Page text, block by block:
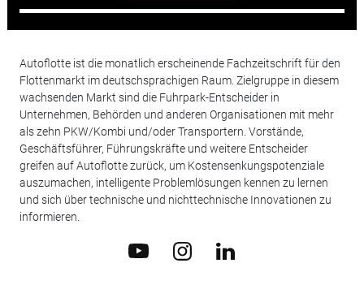
Autoflotte ist die monatlich erscheinende Fachzeitschrift für den
Flottenmarkt im deutschsprachigen Raum. Zielgruppe in diesem
wachsenden Markt sind die Fuhrpark-Entscheider in
Unternehmen, Behörden und anderen Organisationen mit mehr
als zehn PKW/Kombi und/oder Transportern. Vorstände,
Geschäftsführer, Führungskräfte und weitere Entscheider
greifen auf Autoflotte zurück, um Kostensenkungspotenziale
auszumachen, intelligente Problemlösungen kennen zu lernen
und sich über technische und nichttechnische Innovationen zu
informieren.